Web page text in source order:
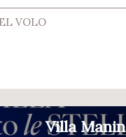
VOLO
Villa Manin